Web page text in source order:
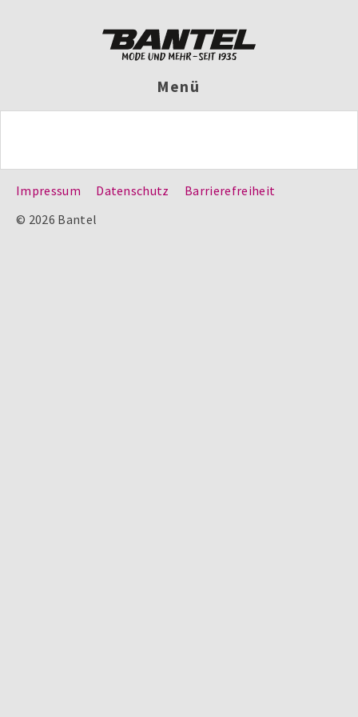
Menü
Impressum Datenschutz
Barrierefreiheit
© 2026 Bantel